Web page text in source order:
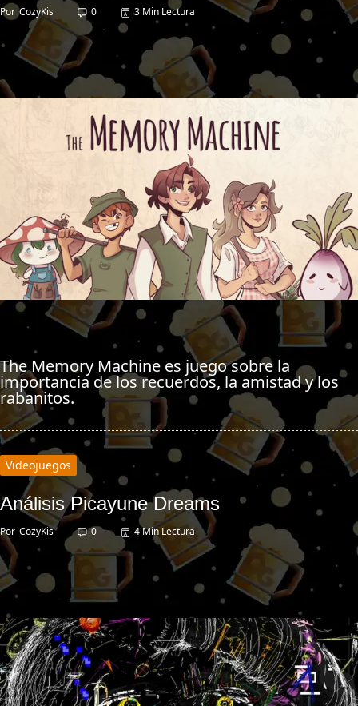
Por CozyKis 0 3 Min Lectura
The Memory Machine es juego sobre la
importancia de los recuerdos, la amistad y los
rabanitos.
Videojuegos
Análisis Picayune Dreams
Por CozyKis 0 4 Min Lectura